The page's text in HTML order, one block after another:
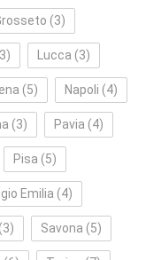
(3)
Lucca (3)
(5) Napoli (4)
(3) Pavia (4)
Pisa (5)
Emilia (4)
(3) Savona (5)